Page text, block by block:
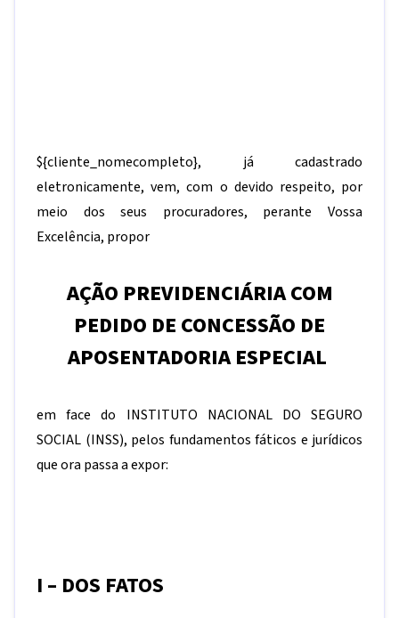
${cliente_nomecompleto}, já cadastrado
eletronicamente, vem, com o devido respeito, por
meio dos seus procuradores, perante Vossa
Excelência, propor
AÇÃO PREVIDENCIÁRIA COM
PEDIDO DE CONCESSÃO DE
APOSENTADORIA ESPECIAL
em face do INSTITUTO NACIONAL DO SEGURO
SOCIAL (INSS), pelos fundamentos fáticos e jurídicos
que ora passa a expor:
I – DOS FATOS